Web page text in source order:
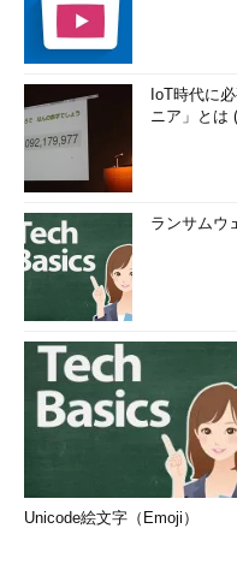
IoT時代に
ニア」とは
ランサムウ
Unicode絵文字（Emoji）